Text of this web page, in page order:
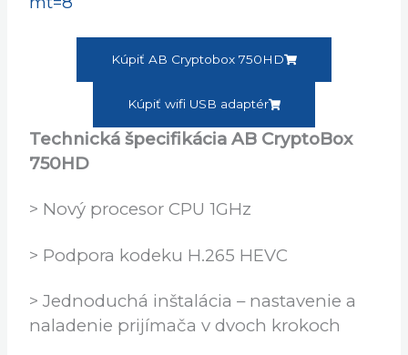
s?id=mktvsmart.screen
https://itunes.apple.com/us/app/g-
mscreen-multiple-screen/id921933799?
Kúpiť wifi USB adaptér
Technická špecifikácia AB CryptoBox
750HD
> Nový procesor CPU 1GHz